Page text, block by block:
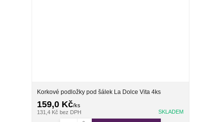
Korkové podložky pod šálek La Dolce Vita 4ks
159,0 Kč/ks
131,4 Kčbez DPH SKLADEM